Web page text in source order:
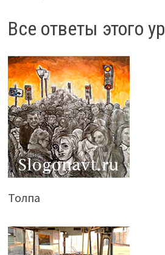
Все ответы этого
Толпа